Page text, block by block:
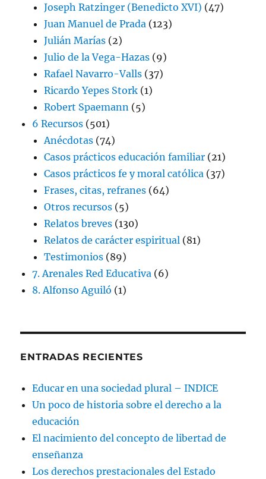
Joseph Ratzinger (Benedicto XVI) (47)
Juan Manuel de Prada (123)
Julián Marías (2)
Julio de la Vega-Hazas (9)
Rafael Navarro-Valls (37)
Ricardo Yepes Stork (1)
Robert Spaemann (5)
6 Recursos (501)
Anécdotas (74)
Casos prácticos educación familiar (21)
Casos prácticos fe y moral católica (37)
Frases, citas, refranes (64)
Otros recursos (5)
Relatos breves (130)
Relatos de carácter espiritual (81)
Testimonios (89)
7. Arenales Red Educativa (6)
8. Alfonso Aguiló (1)
ENTRADAS RECIENTES
Educar en una sociedad plural – INDICE
Un poco de historia sobre el derecho a la
educación
El nacimiento del concepto de libertad de
enseñanza
Los derechos prestacionales del Estado